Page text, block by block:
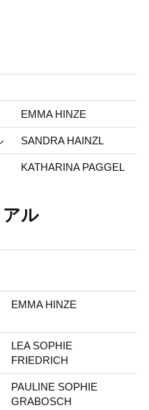
EMMA HINZE
SANDRA HAINZL
KATHARINA PAGGEL
ル
EMMA HINZE
LEA SOPHIE
FRIEDRICH
PAULINE SOPHIE
GRABOSCH